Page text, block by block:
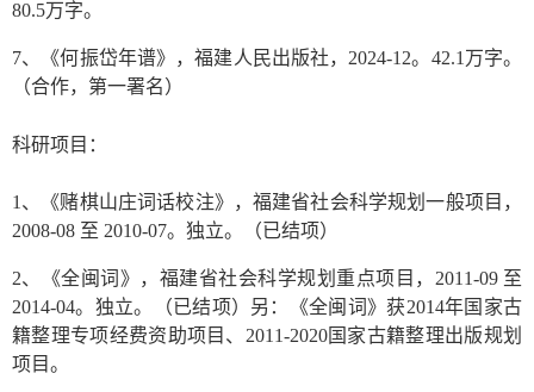
80.5万字。
7、《何振岱年谱》，福建人民出版社，2024-12。42.1万字。
（合作，第一署名）
科研项目：
1、《赌棋山庄词话校注》，福建省社会科学规划一般项目，
2008-08 至 2010-07。独立。（已结项）
2、《全闽词》，福建省社会科学规划重点项目，2011-09 至
2014-04。独立。（已结项）另：《全闽词》获2014年国家古
籍整理专项经费资助项目、2011-2020国家古籍整理出版规划
项目。